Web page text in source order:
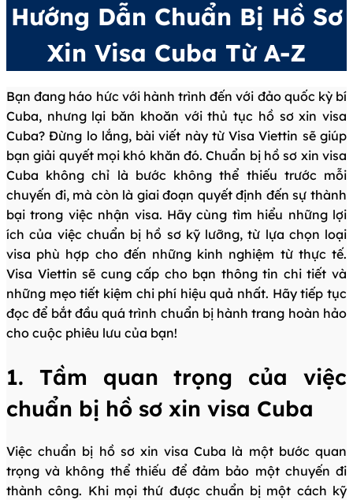
Hướng Dẫn Chuẩn Bị Hồ Sơ
Xin Visa Cuba Từ A-Z
Bạn đang háo hức với hành trình đến với đảo quốc kỳ bí
Cuba, nhưng lại băn khoăn với thủ tục hồ sơ xin visa
Cuba? Đừng lo lắng, bài viết này từ Visa Viettin sẽ giúp
bạn giải quyết mọi khó khăn đó. Chuẩn bị hồ sơ xin visa
Cuba không chỉ là bước không thể thiếu trước mỗi
chuyến đi, mà còn là giai đoạn quyết định đến sự thành
bại trong việc nhận visa. Hãy cùng tìm hiểu những lợi
ích của việc chuẩn bị hồ sơ kỹ lưỡng, từ lựa chọn loại
visa phù hợp cho đến những kinh nghiệm từ thực tế.
Visa Viettin sẽ cung cấp cho bạn thông tin chi tiết và
những mẹo tiết kiệm chi phí hiệu quả nhất. Hãy tiếp tục
đọc để bắt đầu quá trình chuẩn bị hành trang hoàn hảo
cho cuộc phiêu lưu của bạn!
1. Tầm quan trọng của việc
chuẩn bị hồ sơ xin visa Cuba
Việc chuẩn bị hồ sơ xin visa Cuba là một bước quan
trọng và không thể thiếu để đảm bảo một chuyến đi
thành công. Khi mọi thứ được chuẩn bị một cách kỹ